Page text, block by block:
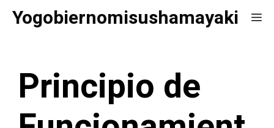
SaltarYogobiernomisushamayaki
Principio de